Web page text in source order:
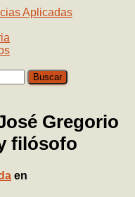
Aplicadas
Gregorio
filósofo
en